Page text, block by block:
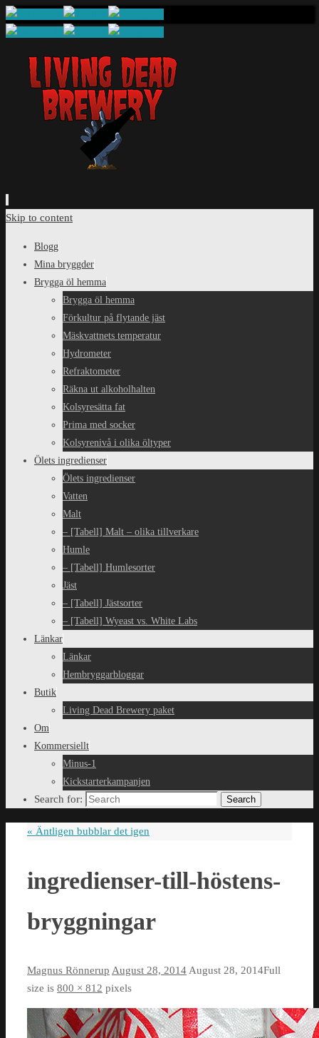
Skip to content
Blogg
Mina bryggder
Brygga öl hemma
Brygga öl hemma
Förkultur på flytande jäst
Mäskvattnets temperatur
Hydrometer
Refraktometer
Räkna ut alkoholhalten
Kolsyresätta fat
Prima med socker
Kolsyrenivå i olika öltyper
Ölets ingredienser
Ölets ingredienser
Vatten
Malt
– [Tabell] Malt – olika tillverkare
Humle
– [Tabell] Humlesorter
Jäst
– [Tabell] Jästsorter
– [Tabell] Wyeast vs. White Labs
Länkar
Länkar
Hembryggarbloggar
Butik
Living Dead Brewery paket
Om
Kommersiellt
Minus-1
Kickstarterkampanjen
Search for: Search
« Äntligen bubblar det igen
ingredienser-till-höstens-
bryggningar
Magnus Rönnerup August 28, 2014August 28, 2014Full
size is 800 × 812 pixels